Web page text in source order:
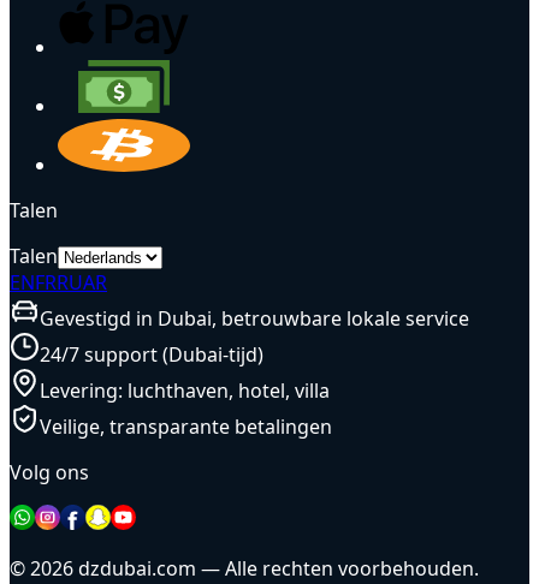
Talen
Talen
ENFRRUAR
Gevestigd in Dubai, betrouwbare lokale service
24/7 support (Dubai-tijd)
Levering: luchthaven, hotel, villa
Veilige, transparante betalingen
Volg ons
© 2026 dzdubai.com — Alle rechten voorbehouden.